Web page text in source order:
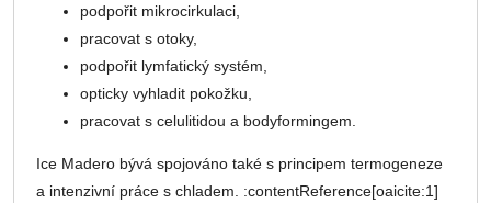
podpořit mikrocirkulaci,
pracovat s otoky,
podpořit lymfatický systém,
opticky vyhladit pokožku,
pracovat s celulitidou a bodyformingem.
Ice Madero bývá spojováno také s principem termogeneze
a intenzivní práce s chladem. :contentReference[oaicite:1]